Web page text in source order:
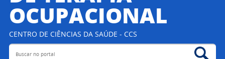
OCUPACIONAL
CENTRO DE CIÊNCIAS DA SAÚDE - CCS
Buscar no portal